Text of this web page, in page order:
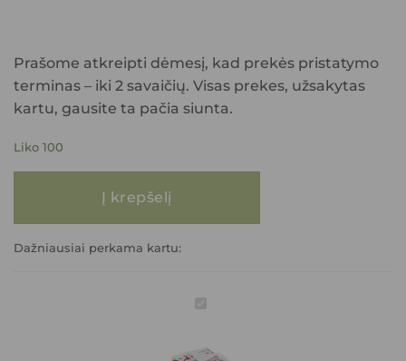
Prašome atkreipti dėmesį, kad prekės pristatymo
terminas – iki 2 savaičių. Visas prekes, užsakytas
kartu, gausite ta pačia siunta.
Liko 100
Į krepšelį
Dažniausiai perkama kartu: